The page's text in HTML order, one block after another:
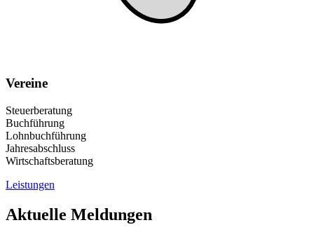
Vereine
Steuerberatung
Buchführung
Lohnbuchführung
Jahresabschluss
Wirtschaftsberatung
Leistungen
Aktuelle Meldungen